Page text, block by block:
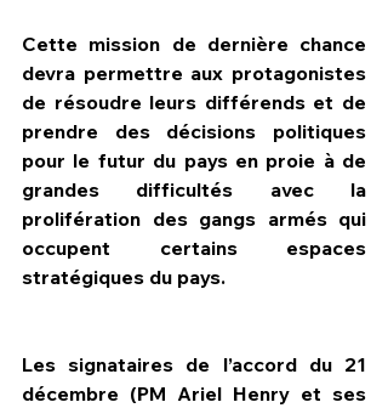
Cette mission de dernière chance
devra permettre aux protagonistes
de résoudre leurs différends et de
prendre des décisions politiques
pour le futur du pays en proie à de
grandes difficultés avec la
prolifération des gangs armés qui
occupent certains espaces
stratégiques du pays.
Les signataires de l’accord du 21
décembre (PM Ariel Henry et ses